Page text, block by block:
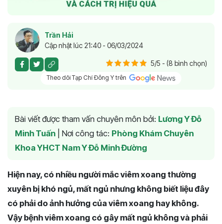
Trần Hải
Cập nhật lúc 21:40 - 06/03/2024
5/5 - (8 bình chọn)
Theo dõi Tạp Chí Đông Y trên
Bài viết được tham vấn chuyên môn bởi: Lương Y Đỗ
Minh Tuấn
Nơi công tác: Phòng Khám Chuyên
Khoa YHCT Nam Y Đỗ Minh Đường
Hiện nay, có nhiều người mắc viêm xoang thường
xuyên bị khó ngủ, mất ngủ nhưng không biết liệu đây
có phải do ảnh hưởng của viêm xoang hay không.
Vậy bệnh viêm xoang có gây mất ngủ không và phải